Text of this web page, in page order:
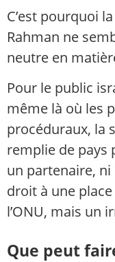
C’est pourquoi
Rahman ne
neutre en
Pour le public
même là où les
procéduraux, la
remplie de pays
un partenaire,
droit à une
l’ONU, mais un
Que peut